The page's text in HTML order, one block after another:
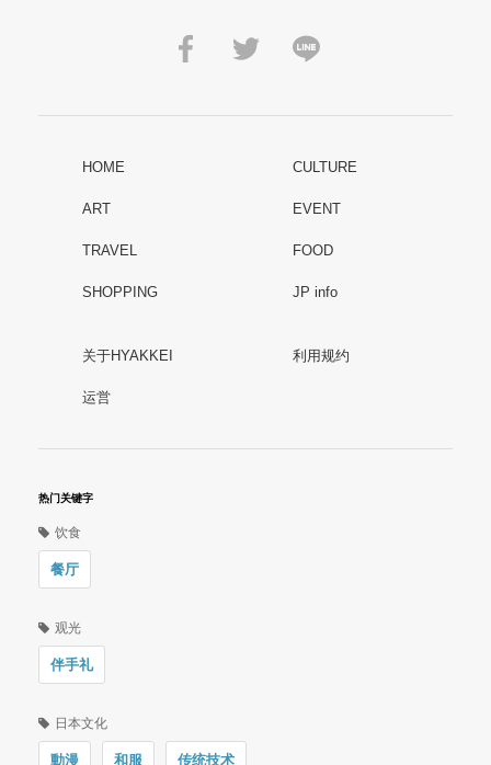
HOME CULTURE
ART EVENT
TRAVEL FOOD
SHOPPING JP info
关于HYAKKEI 利用规约
运営
热门关键字
饮食
餐厅
观光
伴手礼
日本文化
動漫 和服 传统技术